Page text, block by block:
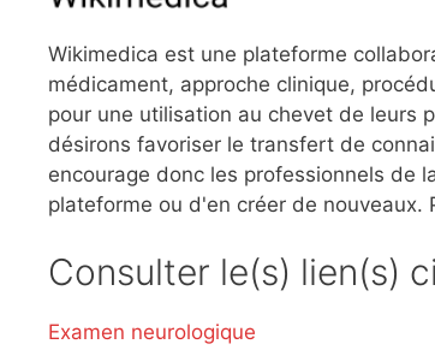
Wikimedica est une plateforme
médicament, approche clinique,
pour une utilisation au chevet de leurs
désirons favoriser le transfert de
encourage donc les professionnels de
plateforme ou d'en créer de
Consulter le(s) lien(s)
Examen neurologique